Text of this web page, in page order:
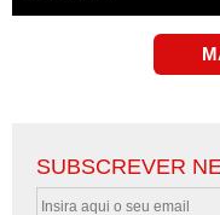
SUBSCREVER